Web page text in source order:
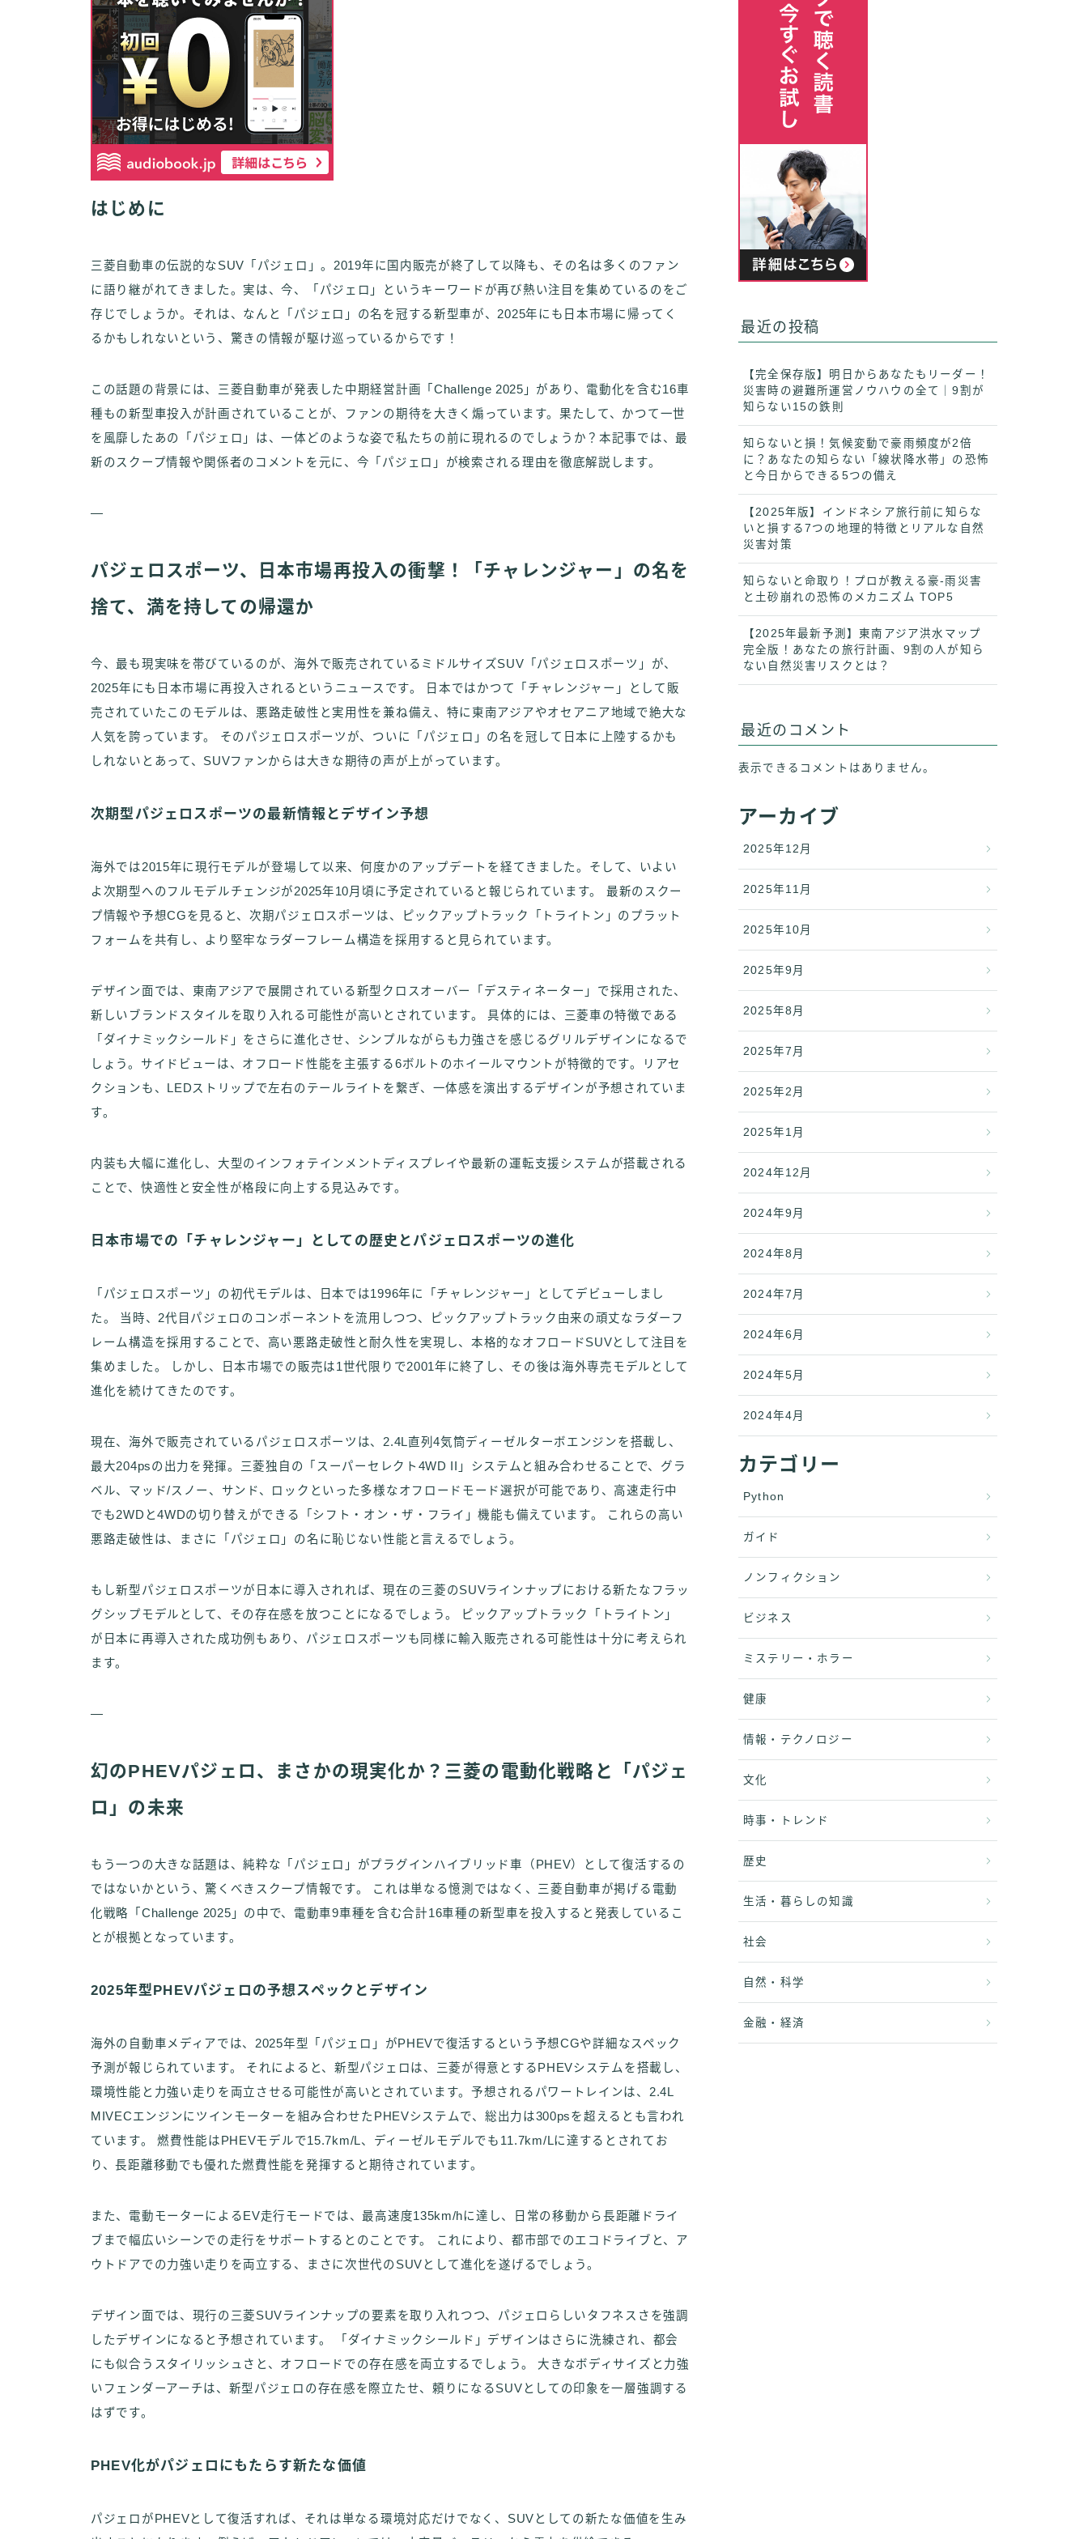
はじめに
三菱自動車の伝説的なSUV「パジェロ」。2019年に国内販売が終了して以降も、その名は多くのファン
に語り継がれてきました。実は、今、「パジェロ」というキーワードが再び熱い注目を集めているのをご
存じでしょうか。それは、なんと「パジェロ」の名を冠する新型車が、2025年にも日本市場に帰ってく
るかもしれないという、驚きの情報が駆け巡っているからです！
この話題の背景には、三菱自動車が発表した中期経営計画「Challenge 2025」があり、電動化を含む16車
種もの新型車投入が計画されていることが、ファンの期待を大きく煽っています。果たして、かつて一世
を風靡したあの「パジェロ」は、一体どのような姿で私たちの前に現れるのでしょうか？本記事では、最
新のスクープ情報や関係者のコメントを元に、今「パジェロ」が検索される理由を徹底解説します。
—
パジェロスポーツ、日本市場再投入の衝撃！「チャレンジャー」の名を
捨て、満を持しての帰還か
今、最も現実味を帯びているのが、海外で販売されているミドルサイズSUV「パジェロスポーツ」が、
2025年にも日本市場に再投入されるというニュースです。 日本ではかつて「チャレンジャー」として販
売されていたこのモデルは、悪路走破性と実用性を兼ね備え、特に東南アジアやオセアニア地域で絶大な
人気を誇っています。 そのパジェロスポーツが、ついに「パジェロ」の名を冠して日本に上陸するかも
しれないとあって、SUVファンからは大きな期待の声が上がっています。
次期型パジェロスポーツの最新情報とデザイン予想
海外では2015年に現行モデルが登場して以来、何度かのアップデートを経てきました。そして、いよい
よ次期型へのフルモデルチェンジが2025年10月頃に予定されていると報じられています。 最新のスクー
プ情報や予想CGを見ると、次期パジェロスポーツは、ピックアップトラック「トライトン」のプラット
フォームを共有し、より堅牢なラダーフレーム構造を採用すると見られています。
デザイン面では、東南アジアで展開されている新型クロスオーバー「デスティネーター」で採用された、
新しいブランドスタイルを取り入れる可能性が高いとされています。 具体的には、三菱車の特徴である
「ダイナミックシールド」をさらに進化させ、シンプルながらも力強さを感じるグリルデザインになるで
しょう。サイドビューは、オフロード性能を主張する6ボルトのホイールマウントが特徴的です。リアセ
クションも、LEDストリップで左右のテールライトを繋ぎ、一体感を演出するデザインが予想されていま
す。
内装も大幅に進化し、大型のインフォテインメントディスプレイや最新の運転支援システムが搭載される
ことで、快適性と安全性が格段に向上する見込みです。
日本市場での「チャレンジャー」としての歴史とパジェロスポーツの進化
「パジェロスポーツ」の初代モデルは、日本では1996年に「チャレンジャー」としてデビューしまし
た。 当時、2代目パジェロのコンポーネントを流用しつつ、ピックアップトラック由来の頑丈なラダーフ
レーム構造を採用することで、高い悪路走破性と耐久性を実現し、本格的なオフロードSUVとして注目を
集めました。 しかし、日本市場での販売は1世代限りで2001年に終了し、その後は海外専売モデルとして
進化を続けてきたのです。
現在、海外で販売されているパジェロスポーツは、2.4L直列4気筒ディーゼルターボエンジンを搭載し、
最大204psの出力を発揮。三菱独自の「スーパーセレクト4WD II」システムと組み合わせることで、グラ
ベル、マッド/スノー、サンド、ロックといった多様なオフロードモード選択が可能であり、高速走行中
でも2WDと4WDの切り替えができる「シフト・オン・ザ・フライ」機能も備えています。 これらの高い
悪路走破性は、まさに「パジェロ」の名に恥じない性能と言えるでしょう。
もし新型パジェロスポーツが日本に導入されれば、現在の三菱のSUVラインナップにおける新たなフラッ
グシップモデルとして、その存在感を放つことになるでしょう。 ピックアップトラック「トライトン」
が日本に再導入された成功例もあり、パジェロスポーツも同様に輸入販売される可能性は十分に考えられ
ます。
—
幻のPHEVパジェロ、まさかの現実化か？三菱の電動化戦略と「パジェ
ロ」の未来
もう一つの大きな話題は、純粋な「パジェロ」がプラグインハイブリッド車（PHEV）として復活するの
ではないかという、驚くべきスクープ情報です。 これは単なる憶測ではなく、三菱自動車が掲げる電動
化戦略「Challenge 2025」の中で、電動車9車種を含む合計16車種の新型車を投入すると発表しているこ
とが根拠となっています。
2025年型PHEVパジェロの予想スペックとデザイン
海外の自動車メディアでは、2025年型「パジェロ」がPHEVで復活するという予想CGや詳細なスペック
予測が報じられています。 それによると、新型パジェロは、三菱が得意とするPHEVシステムを搭載し、
環境性能と力強い走りを両立させる可能性が高いとされています。予想されるパワートレインは、2.4L
MIVECエンジンにツインモーターを組み合わせたPHEVシステムで、総出力は300psを超えるとも言われ
ています。 燃費性能はPHEVモデルで15.7km/L、ディーゼルモデルでも11.7km/Lに達するとされてお
り、長距離移動でも優れた燃費性能を発揮すると期待されています。
また、電動モーターによるEV走行モードでは、最高速度135km/hに達し、日常の移動から長距離ドライ
ブまで幅広いシーンでの走行をサポートするとのことです。 これにより、都市部でのエコドライブと、ア
ウトドアでの力強い走りを両立する、まさに次世代のSUVとして進化を遂げるでしょう。
デザイン面では、現行の三菱SUVラインナップの要素を取り入れつつ、パジェロらしいタフネスさを強調
したデザインになると予想されています。 「ダイナミックシールド」デザインはさらに洗練され、都会
にも似合うスタイリッシュさと、オフロードでの存在感を両立するでしょう。 大きなボディサイズと力強
いフェンダーアーチは、新型パジェロの存在感を際立たせ、頼りになるSUVとしての印象を一層強調する
はずです。
PHEV化がパジェロにもたらす新たな価値
パジェロがPHEVとして復活すれば、それは単なる環境対応だけでなく、SUVとしての新たな価値を生み
最近の投稿
【完全保存版】明日からあなたもリーダー！
災害時の避難所運営ノウハウの全て｜9割が
知らない15の鉄則
知らないと損！気候変動で豪雨頻度が2倍
に？あなたの知らない「線状降水帯」の恐怖
と今日からできる5つの備え
【2025年版】インドネシア旅行前に知らな
いと損する7つの地理的特徴とリアルな自然
災害対策
知らないと命取り！プロが教える豪-雨災害
と土砂崩れの恐怖のメカニズム TOP5
【2025年最新予測】東南アジア洪水マップ
完全版！あなたの旅行計画、9割の人が知ら
ない自然災害リスクとは？
最近のコメント
表示できるコメントはありません。
アーカイブ
2025年12月
2025年11月
2025年10月
2025年9月
2025年8月
2025年7月
2025年2月
2025年1月
2024年12月
2024年9月
2024年8月
2024年7月
2024年6月
2024年5月
2024年4月
カテゴリー
Python
ガイド
ノンフィクション
ビジネス
ミステリー・ホラー
健康
情報・テクノロジー
文化
時事・トレンド
歴史
生活・暮らしの知識
社会
自然・科学
金融・経済